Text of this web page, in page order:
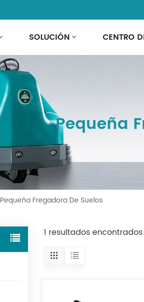
SOLUCIÓN CENTRO
Pequeña
Pequeña Fregadora De Suelos
1 resultados